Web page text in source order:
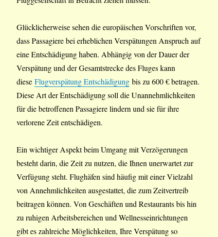
Glücklicherweise sehen die europäischen Vorschriften vor,
dass Passagiere bei erheblichen Verspätungen Anspruch auf
eine Entschädigung haben. Abhängig von der Dauer der
Verspätung und der Gesamtstrecke des Fluges kann
dieseFlugverspätung Entschädigung bis zu 600 € betragen.
Diese Art der Entschädigung soll die Unannehmlichkeiten
für die betroffenen Passagiere lindern und sie für ihre
verlorene Zeit entschädigen.
Ein wichtiger Aspekt beim Umgang mit Verzögerungen
besteht darin, die Zeit zu nutzen, die Ihnen unerwartet zur
Verfügung steht. Flughäfen sind häufig mit einer Vielzahl
von Annehmlichkeiten ausgestattet, die zum Zeitvertreib
beitragen können. Von Geschäften und Restaurants bis hin
zu ruhigen Arbeitsbereichen und Wellnesseinrichtungen
gibt es zahlreiche Möglichkeiten, Ihre Verspätung so